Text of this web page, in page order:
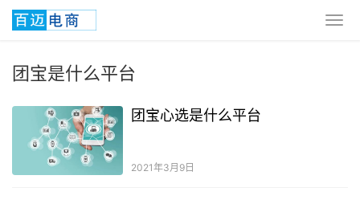
团宝是什么平台
团宝心选是什么平台
2021年3月9日